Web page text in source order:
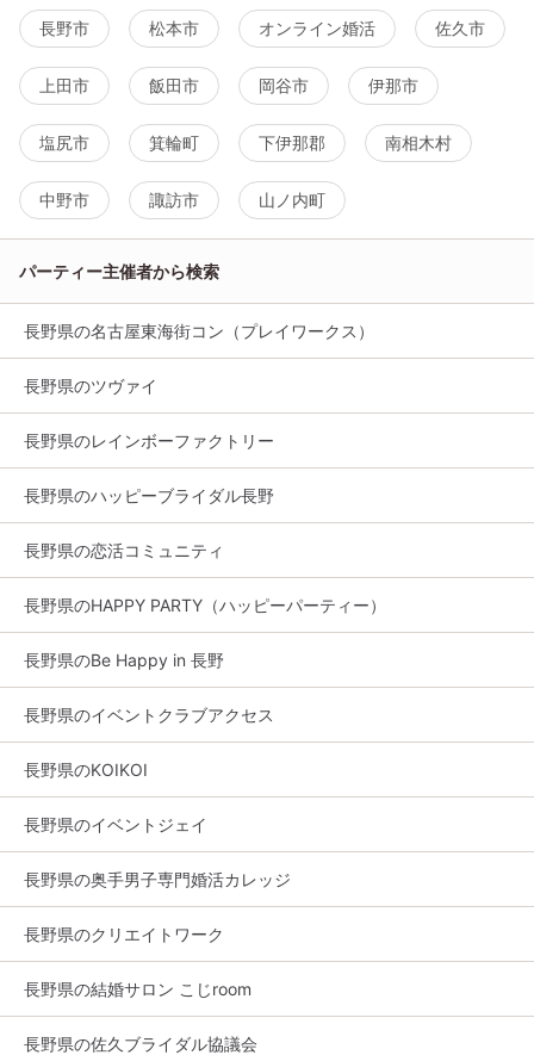
長野市 松本市 オンライン婚活 佐久市
上田市 飯田市 岡谷市 伊那市
塩尻市 箕輪町 下伊那郡 南相木村
中野市 諏訪市 山ノ内町
パーティー主催者から検索
長野県の名古屋東海街コン（プレイワークス）
長野県のツヴァイ
長野県のレインボーファクトリー
長野県のハッピーブライダル長野
長野県の恋活コミュニティ
長野県のHAPPY PARTY（ハッピーパーティー）
長野県のBe Happy in 長野
長野県のイベントクラブアクセス
長野県のKOIKOI
長野県のイベントジェイ
長野県の奥手男子専門婚活カレッジ
長野県のクリエイトワーク
長野県の結婚サロン こじroom
長野県の佐久ブライダル協議会